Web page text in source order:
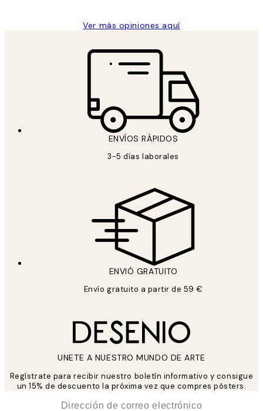
Ver más opiniones aquí
ENVÍOS RÁPIDOS
3-5 días laborales
ENVIÓ GRATUITO
Envío gratuito a partir de 59 €
UNETE A NUESTRO MUNDO DE ARTE
Regístrate para recibir nuestro boletín informativo y consigue
un 15% de descuento la próxima vez que compres pósters.